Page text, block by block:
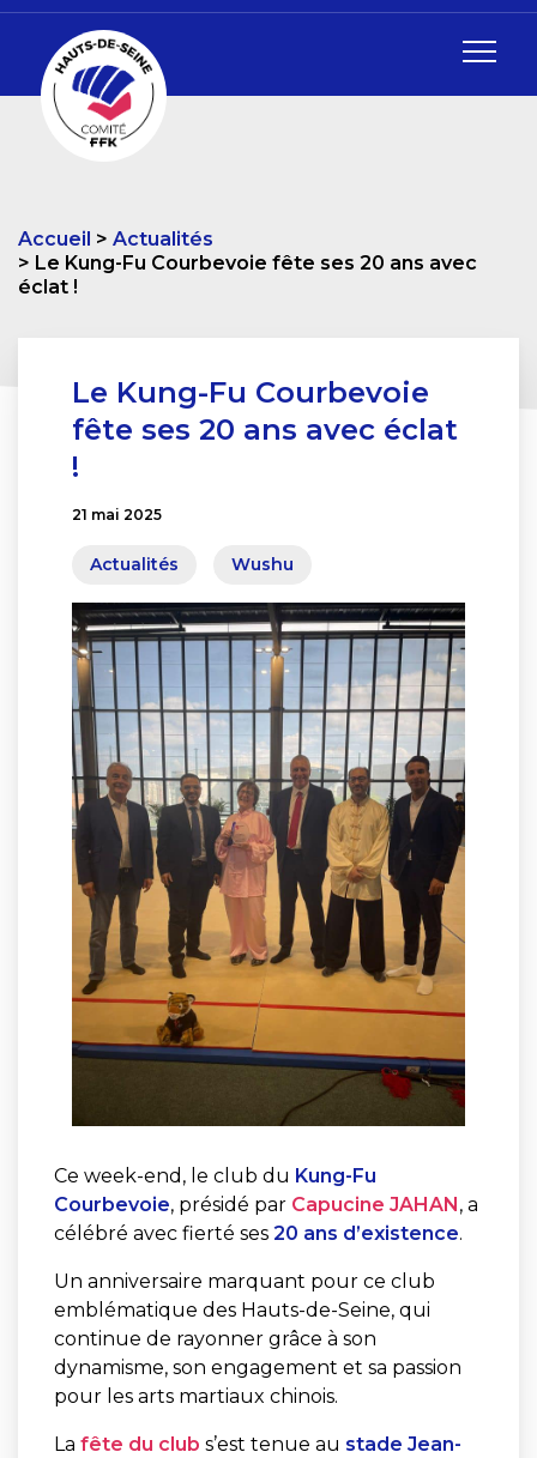
Accueil
Actualités
Le Kung-Fu Courbevoie fête ses 20 ans avec
éclat !
Le Kung-Fu Courbevoie
fête ses 20 ans avec éclat
!
21 mai 2025
Actualités Wushu
Ce week-end, le club du Kung- Fu
Courbevoie, présidé par Capucine JAHAN , a
célébré avec fierté ses 20 ans d’existence.
Un anniversaire marquant pour ce club
emblématique des Hauts-de-Seine, qui
continue de rayonner grâce à son
dynamisme, son engagement et sa passion
pour les arts martiaux chinois.
La fête du club s’est tenue au stade Jean-